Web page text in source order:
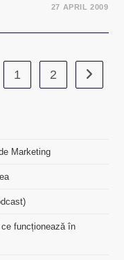
27 APRIL 2009
1 2 Go to
Marketing
funcționează în